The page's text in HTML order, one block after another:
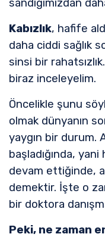
sandığımızdan
Kabızlık, hafife
daha ciddi sağlık
sinsi bir
biraz inceleyelim.
Öncelikle şunu
olmak dünyanın
yaygın bir durum.
başladığında,
devam ettiğinde,
demektir. İşte o
bir doktora
Peki, ne zaman